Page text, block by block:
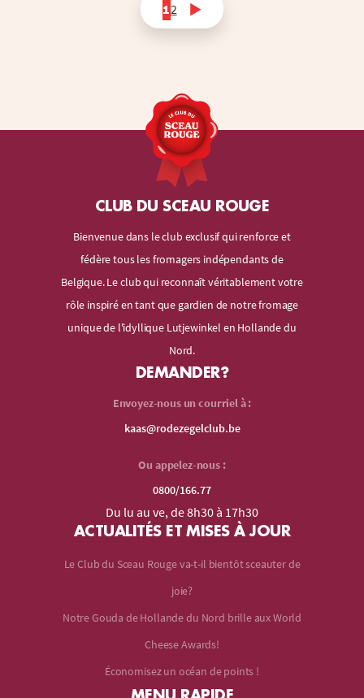
12
CLUB DU SCEAU ROUGE
Bienvenue dans le club exclusif qui renforce et
fédère tous les fromagers indépendants de
Belgique. Le club qui reconnaît véritablement votre
rôle inspiré en tant que gardien de notre fromage
unique de l'idyllique Lutjewinkel en Hollande du
Nord.
DEMANDER?
Envoyez-nous un courriel à :
kaas@rodezegelclub.be
Ou appelez-nous :
0800/166.77
Du lu au ve, de 8h30 à 17h30
ACTUALITÉS ET MISES À JOUR
Le Club du Sceau Rouge va-t-il bientôt sceauter de
joie?
Notre Gouda de Hollande du Nord brille aux World
Cheese Awards!
Économisez un océan de points !